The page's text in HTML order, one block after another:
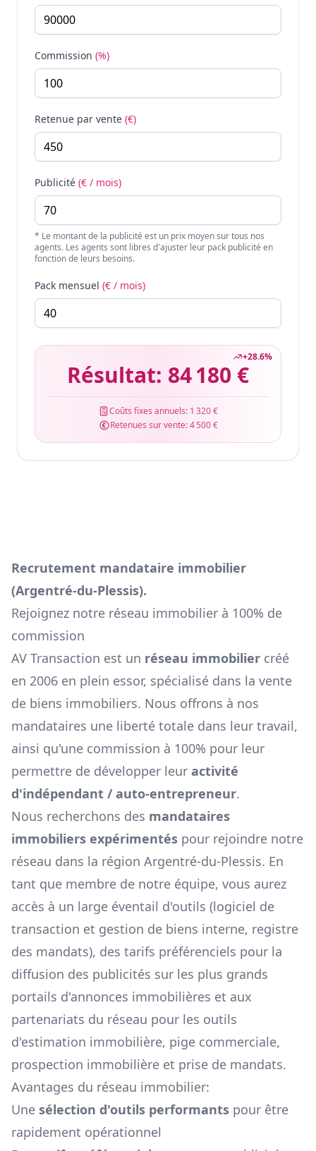
Commission (%)
Retenue par vente (€)
Publicité (€ / mois)
* Le montant de la publicité est un prix moyen sur tous nos
agents. Les agents sont libres d'ajuster leur pack publicité en
fonction de leurs besoins.
Pack mensuel (€ / mois)
+28.6%
Résultat: 84 180 €
Coûts fixes annuels: 1 320 €
Retenues sur vente:4 500 €
Recrutement mandataire immobilier
(Argentré-du-Plessis).
Rejoignez notre réseau immobilier à 100% de
commission
AV Transaction est un réseau immobilier créé
en 2006 en plein essor, spécialisé dans la vente
de biens immobiliers. Nous offrons à nos
mandataires une liberté totale dans leur travail,
ainsi qu'une commission à 100% pour leur
permettre de développer leur activité
d'indépendant / auto-entrepreneur.
Nous recherchons des mandataires
immobiliers expérimentés pour rejoindre notre
réseau dans la région Argentré-du-Plessis. En
tant que membre de notre équipe, vous aurez
accès à un large éventail d'outils (logiciel de
transaction et gestion de biens interne, registre
des mandats), des tarifs préférenciels pour la
diffusion des publicités sur les plus grands
portails d'annonces immobilières et aux
partenariats du réseau pour les outils
d'estimation immobilière, pige commerciale,
prospection immobilière et prise de mandats.
Avantages du réseau immobilier:
Une sélection d'outils performants pour être
rapidement opérationnel